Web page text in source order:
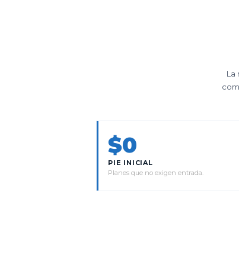
La
$0
PIE INICIAL
Planes que no exigen entrada.